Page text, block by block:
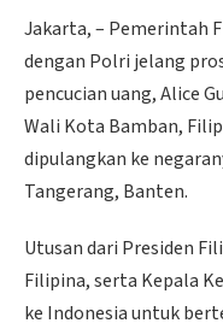
Jakarta, – Pemerintah
dengan Polri jelang
pencucian uang, Alice
Wali Kota Bamban,
dipulangkan ke
Tangerang, Banten.
Utusan dari Presiden
Filipina, serta Kepala
ke Indonesia untuk